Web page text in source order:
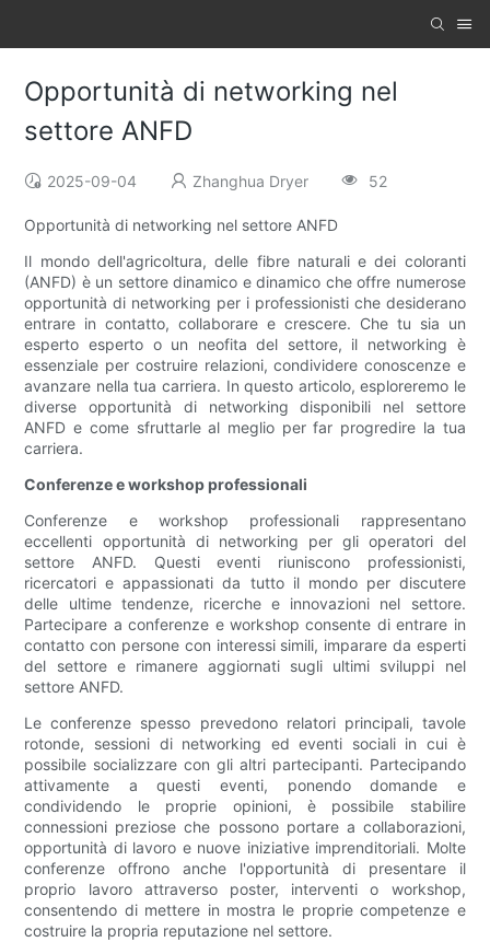
Opportunità di networking nel
settore ANFD
2025-09-04 Zhanghua Dryer 52
Opportunità di networking nel settore ANFD
Il mondo dell'agricoltura, delle fibre naturali e dei coloranti
(ANFD) è un settore dinamico e dinamico che offre numerose
opportunità di networking per i professionisti che desiderano
entrare in contatto, collaborare e crescere. Che tu sia un
esperto esperto o un neofita del settore, il networking è
essenziale per costruire relazioni, condividere conoscenze e
avanzare nella tua carriera. In questo articolo, esploreremo le
diverse opportunità di networking disponibili nel settore
ANFD e come sfruttarle al meglio per far progredire la tua
carriera.
Conferenze e workshop professionali
Conferenze e workshop professionali rappresentano
eccellenti opportunità di networking per gli operatori del
settore ANFD. Questi eventi riuniscono professionisti,
ricercatori e appassionati da tutto il mondo per discutere
delle ultime tendenze, ricerche e innovazioni nel settore.
Partecipare a conferenze e workshop consente di entrare in
contatto con persone con interessi simili, imparare da esperti
del settore e rimanere aggiornati sugli ultimi sviluppi nel
settore ANFD.
Le conferenze spesso prevedono relatori principali, tavole
rotonde, sessioni di networking ed eventi sociali in cui è
possibile socializzare con gli altri partecipanti. Partecipando
attivamente a questi eventi, ponendo domande e
condividendo le proprie opinioni, è possibile stabilire
connessioni preziose che possono portare a collaborazioni,
opportunità di lavoro e nuove iniziative imprenditoriali. Molte
conferenze offrono anche l'opportunità di presentare il
proprio lavoro attraverso poster, interventi o workshop,
consentendo di mettere in mostra le proprie competenze e
costruire la propria reputazione nel settore.